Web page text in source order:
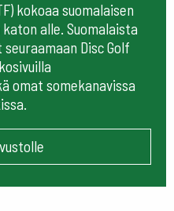
kokoaa suomalaisen
alle. Suomalaista
Disc Golf
omat somekanavissa